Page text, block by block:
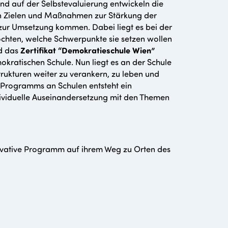
auf der Selbstevaluierung entwickeln die
und Maßnahmen zur Stärkung der
Umsetzung kommen. Dabei liegt es bei der
welche Schwerpunkte sie setzen wollen
dasZertifikat “Demokratieschule Wien”
Schule. Nun liegt es an der Schule
weiter zu verankern, zu leben und
an Schulen entsteht ein
Auseinandersetzung mit den Themen
Programm auf ihrem Weg zu Orten des